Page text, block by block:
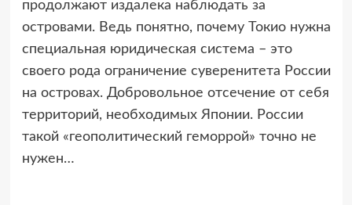
продолжают издалека наблюдать за
островами. Ведь понятно, почему Токио нужна
специальная юридическая система – это
своего рода ограничение суверенитета России
на островах. Добровольное отсечение от себя
территорий, необходимых Японии. России
такой «геополитический геморрой» точно не
нужен…